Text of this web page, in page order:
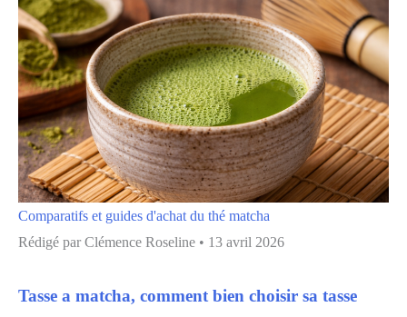
Comparatifs et guides d'achat du thé matcha
Rédigé par Clémence Roseline • 13 avril 2026
Tasse a matcha, comment bien choisir sa tasse